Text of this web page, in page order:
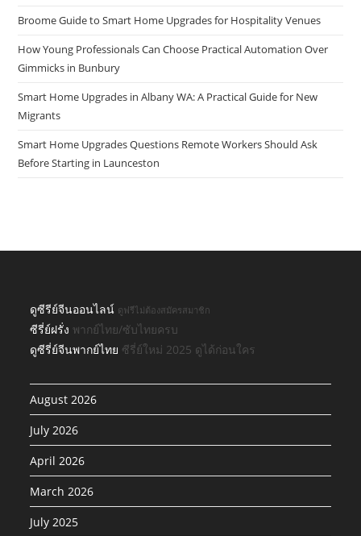
Broome Guide to Smart Home Upgrades for Hospitality Venues
How Young Professionals Can Choose Practical Automation Over
Gimmicks in Bunbury
Smart Home Upgrades in Albany WA: A Practical Guide for New
Migrants
Smart Home Upgrades Questions Remote Workers Should Ask
Before Starting in Launceston
ดูซีรีย์จีนออนไลน์ ดูฟรีไม่ต้องสมัครสมาชิก
ซีรี่ย์ฝรั่ง พากย์ไทย/ซับไทยครบ
ดูซีรี่ย์จีนพากย์ไทย ซีรี่ย์ใหม่ 2025 ดูได้ก่อนใคร
August 2026
July 2026
April 2026
March 2026
July 2025